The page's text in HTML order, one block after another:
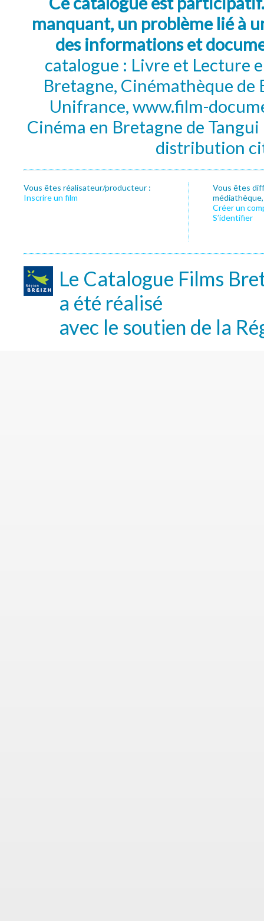
manquant, un problème lié à
des informations et
catalogue : Livre et Lecture
Bretagne, Cinémathèque de
Unifrance, www.film-
Cinéma en Bretagne de
distribution
Vous êtes réalisateur/producteur :
Inscrire un film
Vous êtes
Créer un
S’identifier
Le Catalogue Films
a été réalisé
avec le soutien de la